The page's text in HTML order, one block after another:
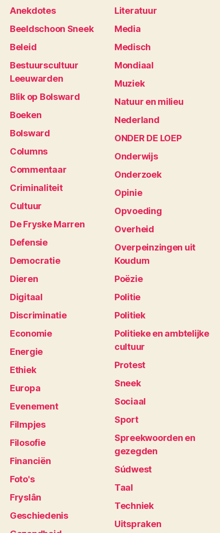
Anekdotes
Beeldschoon Sneek
Beleid
Bestuurscultuur
Leeuwarden
Blik op Bolsward
Boeken
Bolsward
Columns
Commentaar
Criminaliteit
Cultuur
De Fryske Marren
Defensie
Democratie
Dieren
Digitaal
Discriminatie
Economie
Energie
Ethiek
Europa
Evenement
Filmpjes
Filosofie
Financiën
Foto's
Fryslân
Geschiedenis
Literatuur
Media
Medisch
Mondiaal
Muziek
Natuur en milieu
Nederland
ONDER DE LOEP
Onderwijs
Onderzoek
Opinie
Opvoeding
Overheid
Overpeinzingen uit
Koudum
Poëzie
Politie
Politiek
Politieke en ambtelijke
cultuur
Protest
Sneek
Sociaal
Sport
Spreekwoorden en
gezegden
Súdwest
Taal
Techniek
Uitspraken